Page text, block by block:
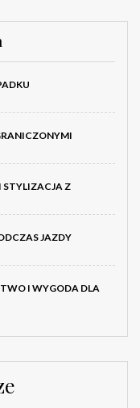
STYLIZACJA Z
JAZDY
I WYGODA DLA